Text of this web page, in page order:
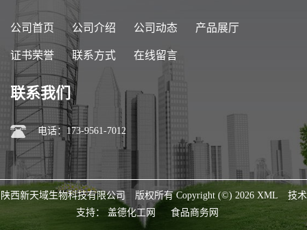
公司首页 公司介绍 公司动态 产品展厅
证书荣誉 联系方式 在线留言
联系我们
电话：173-9561-7012
陕西新天域生物科技有限公司 版权所有 Copyright (©) 2026 XML
技术
支持： 盖德化工网 食品商务网